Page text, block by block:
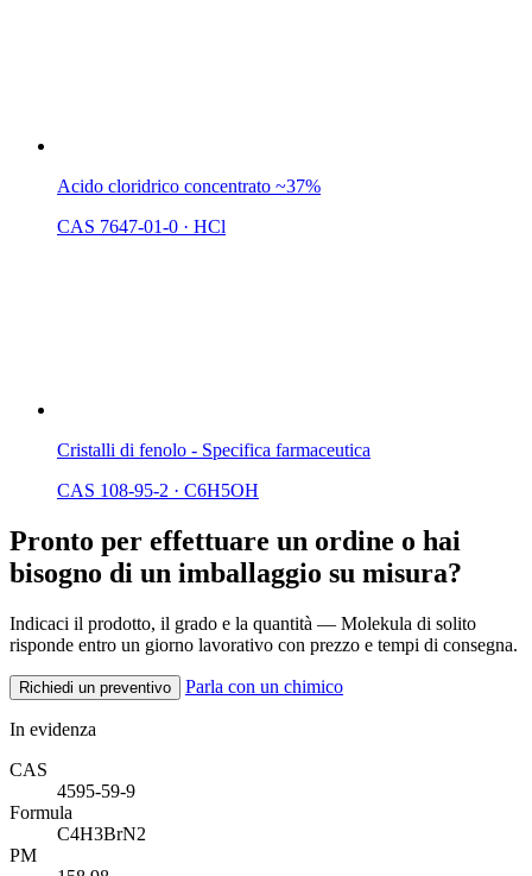
Acido cloridrico concentrato ~37%
CAS 7647-01-0 · HCl
Cristalli di fenolo - Specifica farmaceutica
CAS 108-95-2 · C6H5OH
Pronto per effettuare un ordine o hai
bisogno di un imballaggio su misura?
Indicaci il prodotto, il grado e la quantità — Molekula di solito
risponde entro un giorno lavorativo con prezzo e tempi di consegna.
Richiedi un preventivo Parla con un chimico
In evidenza
CAS
4595-59-9
Formula
C4H3BrN2
PM